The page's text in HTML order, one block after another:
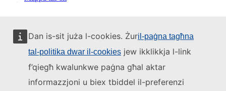
Dan is-sit juża l-cookies. Żuril-paġna tagħna
tal-politika dwar il-cookies jew ikklikkja l-link
f’qiegħ kwalunkwe paġna għal aktar
informazzjoni u biex tbiddel il-preferenzi